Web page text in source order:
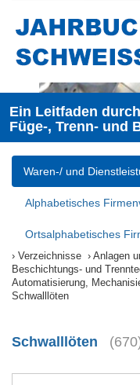
Ein Leitfaden
Füge-, Trenn- und
Waren-/ und
Alphabetisches
Ortsalphabetisches
Verzeichnisse
Anlagen
Beschichtungs- und
Automatisierung,
Schwalllöten
Schwalllöten